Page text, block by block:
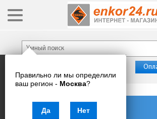
Правильно ли мы определили
ваш регион - Москва?
Да Нет
Каталог товаров